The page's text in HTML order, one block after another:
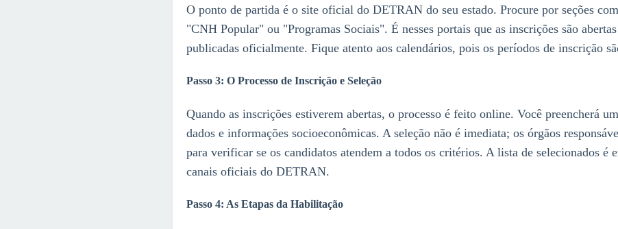
O ponto de partida é o site oficial do DETRAN do seu estado. Procure por seções
"CNH Popular" ou "Programas Sociais". É nesses portais que as inscrições são abertas
publicadas oficialmente. Fique atento aos calendários, pois os períodos de inscrição
Passo 3: O Processo de Inscrição e Seleção
Quando as inscrições estiverem abertas, o processo é feito online. Você preencherá
dados e informações socioeconômicas. A seleção não é imediata; os órgãos
para verificar se os candidatos atendem a todos os critérios. A lista de selecionados é
canais oficiais do DETRAN.
Passo 4: As Etapas da Habilitação